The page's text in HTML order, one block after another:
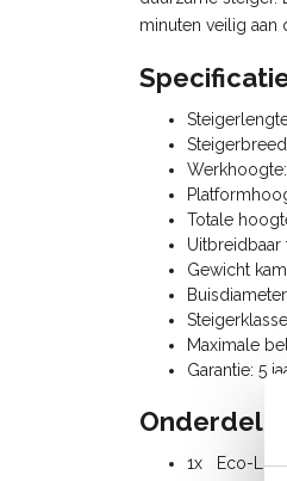
minuten veilig aan
Totale
Gewicht
Maximale
Garantie: 5
1x Eco-